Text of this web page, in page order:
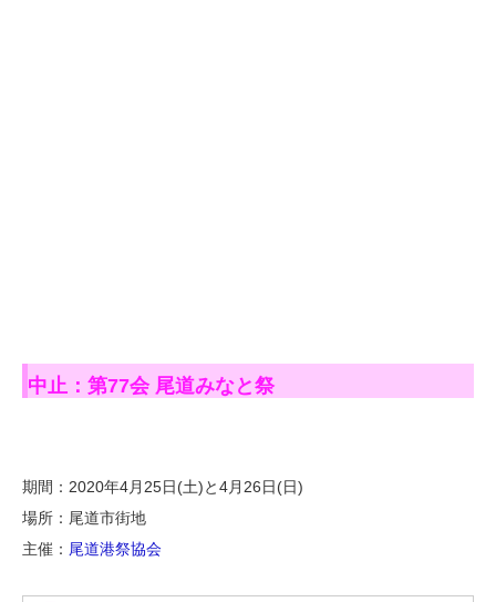
中止：第77会 尾道みなと祭
期間：2020年4月25日(土)と4月26日(日)
場所：尾道市街地
主催： 尾道港祭協会